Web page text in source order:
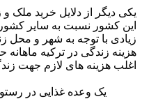
یکی دیگر از دلایل خرید ملک
این کشور نسبت به سایر
زیادی با توجه به شهر و محل
اغلب هزینه های لازم جهت
یک وعده غذایی در